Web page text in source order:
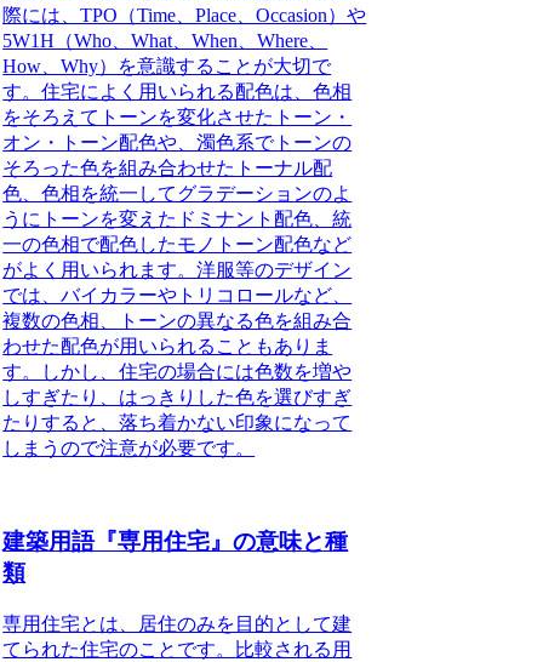
際には、TPO（Time、Place、Occasion）や
5W1H（Who、What、When、Where、
How、Why）を意識することが大切で
す。住宅によく用いられる配色は、色相
をそろえてトーンを変化させたトーン・
オン・トーン配色や、濁色系でトーンの
そろった色を組み合わせたトーナル配
色、色相を統一してグラデーションのよ
うにトーンを変えたドミナント配色、統
一の色相で配色したモノトーン配色など
がよく用いられます。洋服等のデザイン
では、バイカラーやトリコロールなど、
複数の色相、トーンの異なる色を組み合
わせた配色が用いられることもありま
す。しかし、住宅の場合には色数を増や
しすぎたり、はっきりした色を選びすぎ
たりすると、落ち着かない印象になって
しまうので注意が必要です。
建築用語『専用住宅』の意味と種
類
専用住宅とは、居住のみを目的として建
てられた住宅のことです。
比較される用